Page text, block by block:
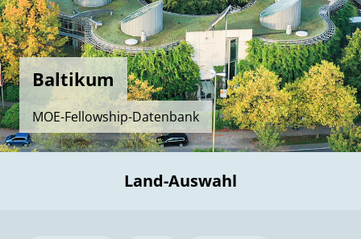
Baltikum
MOE-Fellowship-Datenbank
Land-Auswahl